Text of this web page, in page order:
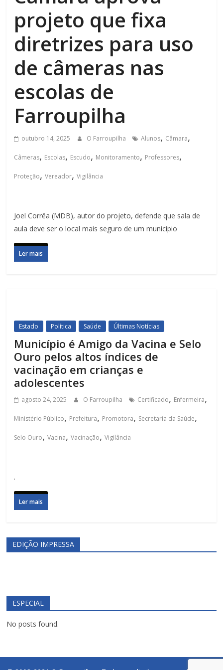
projeto que fixa
diretrizes para uso
de câmeras nas
escolas de
Farroupilha
outubro 14, 2025 O Farroupilha Alunos, Câmara,
Câmeras, Escolas, Escudo, Monitoramento, Professores,
Proteção,Vereador,Vigilância
Joel Corrêa (MDB), autor do projeto, defende que sala de
aula deve ser o local mais seguro de um município
Ler mais
Estado Política Saúde Últimas Notícias
Município é Amigo da Vacina e Selo
Ouro pelos altos índices de
vacinação em crianças e
adolescentes
agosto 24, 2025 O Farroupilha Certificado, Enfermeira,
Ministério Público, Prefeitura, Promotora, Secretaria da Saúde,
Selo Ouro,Vacina,Vacinação,Vigilância
.
Ler mais
EDIÇÃO IMPRESSA
ESPECIAL
No posts found.